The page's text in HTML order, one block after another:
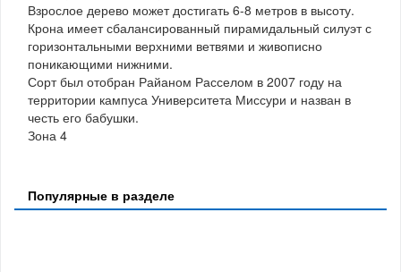
Взрослое дерево может достигать 6-8 метров в высоту.
Крона имеет сбалансированный пирамидальный силуэт с
горизонтальными верхними ветвями и живописно
поникающими нижними.
Сорт был отобран Райаном Расселом в 2007 году на
территории кампуса Университета Миссури и назван в
честь его бабушки.
Зона 4
Популярные в разделе